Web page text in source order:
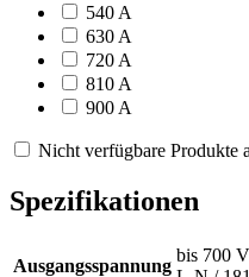
540 A
630 A
720 A
810 A
900 A
Nicht verfügbare Produkte
Spezifikationen
Ausgangsspannung
bis 700